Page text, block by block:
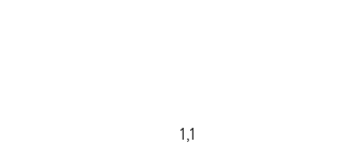
также является крышкой
участки во рту, не
1,1